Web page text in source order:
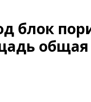
блок
общая